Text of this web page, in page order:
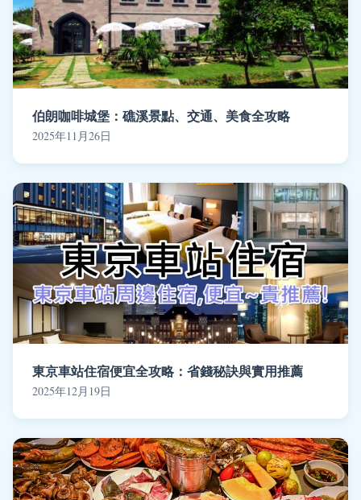
伯朗咖啡城堡：礁溪景點、交通、美食全攻略
2025年11月26日
東京車站住宿便宜全攻略：省錢秘訣與實用推薦
2025年12月19日